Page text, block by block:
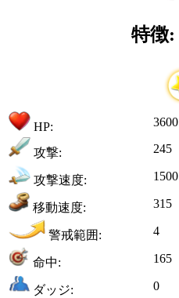
特徴:
HP: 3600
攻撃: 245
攻撃速度: 1500
移動速度: 315
警戒範囲: 4
命中: 165
ダッジ: 0